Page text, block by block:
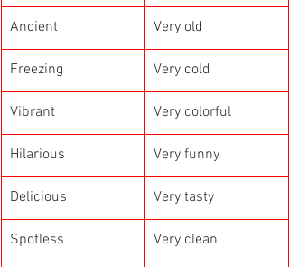
Ancient Very old
Freezing Very cold
Vibrant Very colorful
Hilarious Very funny
Delicious Very tasty
Spotless Very clean